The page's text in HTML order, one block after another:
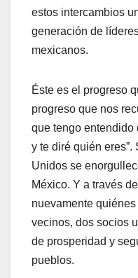
estos intercambios
generación de
mexicanos.
Éste es el progreso
progreso que nos
que tengo entendido
y te diré quién eres”.
Unidos se
México. Y a través
nuevamente
vecinos, dos socios
de prosperidad y
pueblos.